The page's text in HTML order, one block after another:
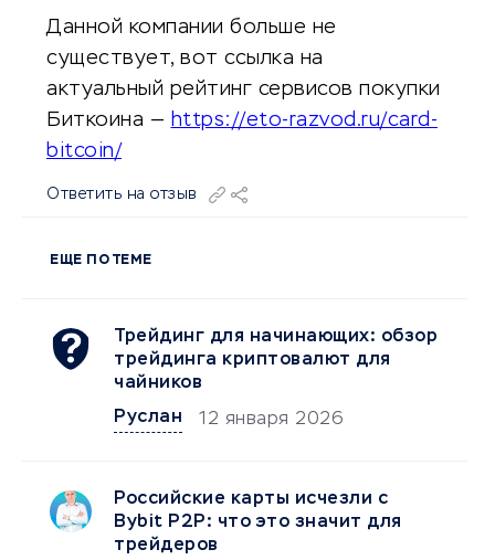
Данной компании больше не
существует, вот ссылка на
актуальный рейтинг сервисов покупки
Биткоина — https://eto-razvod.ru/card-
bitcoin/
Ответить на отзыв
ЕЩЕ ПО ТЕМЕ
Трейдинг для начинающих: обзор
трейдинга криптовалют для
чайников
Руслан
12 января 2026
Российские карты исчезли с
Bybit P2P: что это значит для
трейдеров